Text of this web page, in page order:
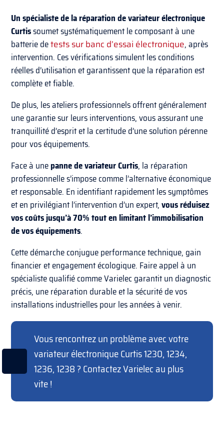
Un spécialiste de la réparation de variateur électronique
Curtissoumet systématiquement le composant à une
batterie detests sur banc d’essai électronique, après
intervention. Ces vérifications simulent les conditions
réelles d’utilisation et garantissent que la réparation est
complète et fiable.
De plus, les ateliers professionnels offrent généralement
une garantie sur leurs interventions, vous assurant une
tranquillité d’esprit et la certitude d’une solution pérenne
pour vos équipements.
Face à unepanne de variateur Curtis, la réparation
professionnelle s’impose comme l’alternative économique
et responsable. En identifiant rapidement les symptômes
et en privilégiant l’intervention d’un expert,vous réduisez
vos coûts jusqu’à 70% tout en limitant l’immobilisation
de vos équipements.
Cette démarche conjugue performance technique, gain
financier et engagement écologique. Faire appel à un
spécialiste qualifié comme Varielec garantit un diagnostic
précis, une réparation durable et la sécurité de vos
installations industrielles pour les années à venir.
Vous rencontrez un problème avec votre
variateur électronique Curtis 1230, 1234,
1236, 1238 ? Contactez Varielec au plus
vite !